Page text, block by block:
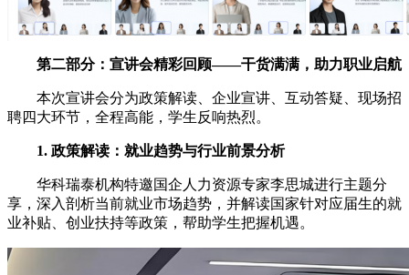
第二部分：宣讲会精彩回顾——干货满满，助力职业启航
本次宣讲会分为政策解读、企业宣讲、互动答疑、现场招
聘四大环节，全程高能，学生反响热烈。
1. 政策解读：就业趋势与行业前景分析
华科瑞泰机构特邀国企人力资源专家李思城进行主题分
享，深入剖析当前就业市场趋势，并解读国家针对应届生的就
业补贴、创业扶持等政策，帮助学生把握机遇。